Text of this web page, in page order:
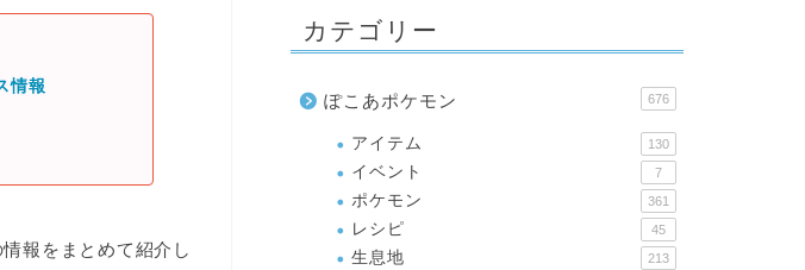
情報
報をまとめて紹介し
カテゴリー
ぽこあポケモン 676
アイテム 130
イベント 7
ポケモン 361
レシピ 45
生息地 213